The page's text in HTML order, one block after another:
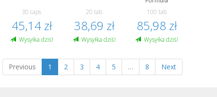
30 caps
45,14 zł
Wysyłka dziś!
20 tab
38,69 zł
Wysyłka dziś!
100 tab
85,98 zł
Wysyłka dziś!
Previous 1 2 3 4 5 … 8 Next